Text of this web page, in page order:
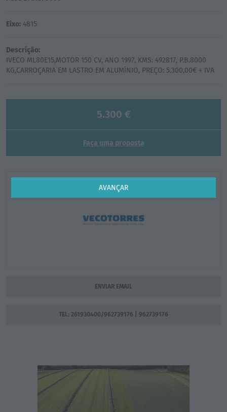
AVANÇAR
Eixo: 4815
Descrição:
IVECO ML80E15,MOTOR 150 CV, ANO 1997, KMS: 492817, P.B.8000
5.300 €
Faça uma proposta
ENVIAR EMAIL
TEL: 261930400/962739176 | 962739176